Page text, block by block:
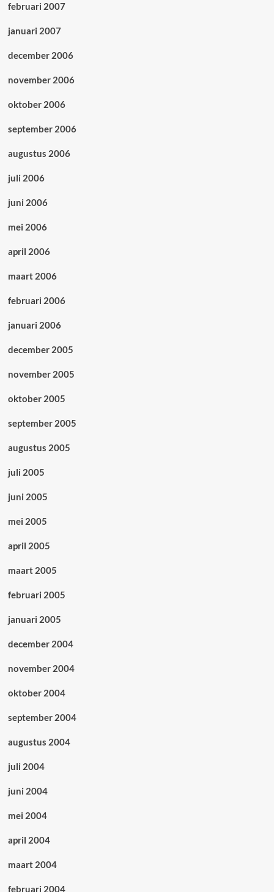
februari 2007
januari 2007
december 2006
november 2006
oktober 2006
september 2006
augustus 2006
juli 2006
juni 2006
mei 2006
april 2006
maart 2006
februari 2006
januari 2006
december 2005
november 2005
oktober 2005
september 2005
augustus 2005
juli 2005
juni 2005
mei 2005
april 2005
maart 2005
februari 2005
januari 2005
december 2004
november 2004
oktober 2004
september 2004
augustus 2004
juli 2004
juni 2004
mei 2004
april 2004
maart 2004
februari 2004